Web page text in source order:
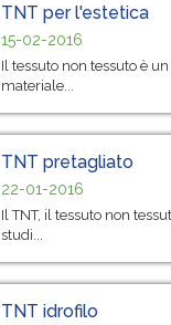
TNT per l'estetica
15-02-2016
Il tessuto non tessuto è
materiale...
TNT pretagliato
22-01-2016
Il TNT, il tessuto non
studi...
TNT idrofilo